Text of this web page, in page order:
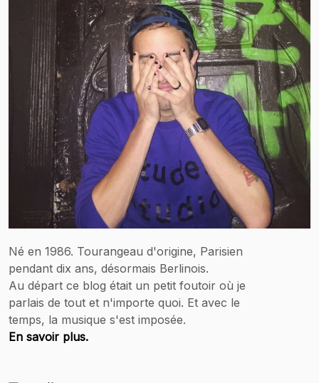
Né en 1986. Tourangeau d'origine, Parisien
pendant dix ans, désormais Berlinois.
Au départ ce blog était un petit foutoir où je
parlais de tout et n'importe quoi. Et avec le
temps, la musique s'est imposée.
En savoir plus.